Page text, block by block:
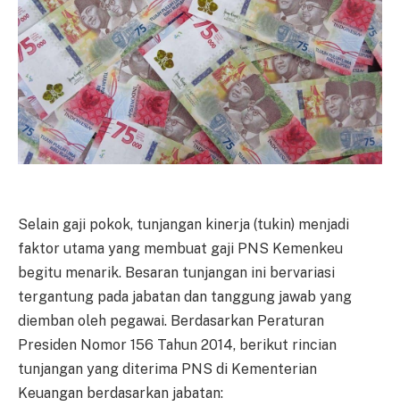
Selain gaji pokok, tunjangan kinerja (tukin) menjadi
faktor utama yang membuat gaji PNS Kemenkeu
begitu menarik. Besaran tunjangan ini bervariasi
tergantung pada jabatan dan tanggung jawab yang
diemban oleh pegawai. Berdasarkan Peraturan
Presiden Nomor 156 Tahun 2014, berikut rincian
tunjangan yang diterima PNS di Kementerian
Keuangan berdasarkan jabatan: